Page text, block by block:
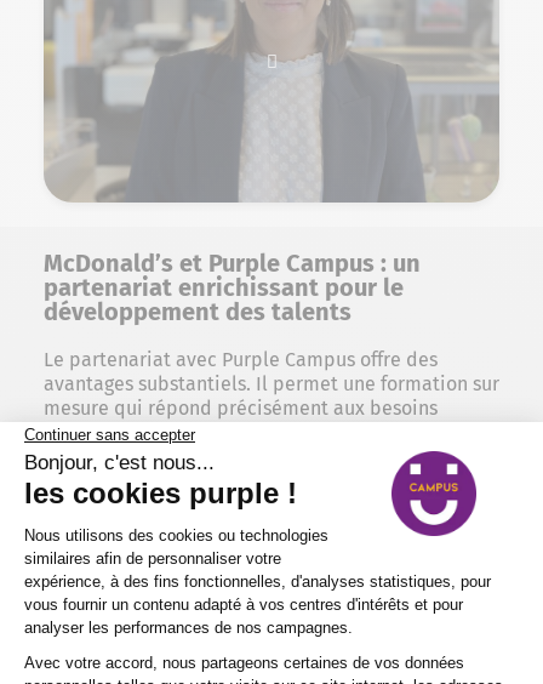
McDonald’s et Purple Campus : un
partenariat enrichissant pour le
développement des talents
Le partenariat avec Purple Campus offre des
avantages substantiels. Il permet une formation sur
mesure qui répond précisément aux besoins
opérationnels de chaque entreprise, assurant une
application directe et pertinente des compétences
acquises. Ce type de collaboration améliore
l’engagement et la rétention des employés en leur
offrant des perspectives claires de développement
et de progression. En outre, il favorise une main-
d’œuvre plus qualifiée, optimisant ainsi la qualité
du service et réduisant les coûts liés au
recrutement externe. Un partenariat qui renforce
également la marque employeur, attirant des
talents motivés par l’engagement de l’entreprise